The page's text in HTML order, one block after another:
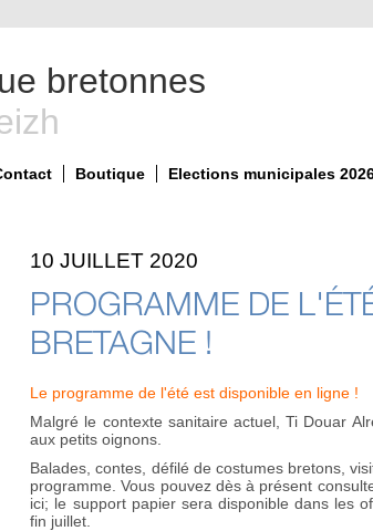
bretonnes
Boutique Elections municipales
10 JUILLET 2020
PROGRAMME DE
BRETAGNE !
Le programme de l'été est disponible en ligne !
Malgré le contexte sanitaire actuel, Ti Douar
aux petits oignons.
Balades, contes, défilé de costumes bretons,
programme. Vous pouvez dès à présent
ici; le support papier sera disponible dans les
fin juillet.